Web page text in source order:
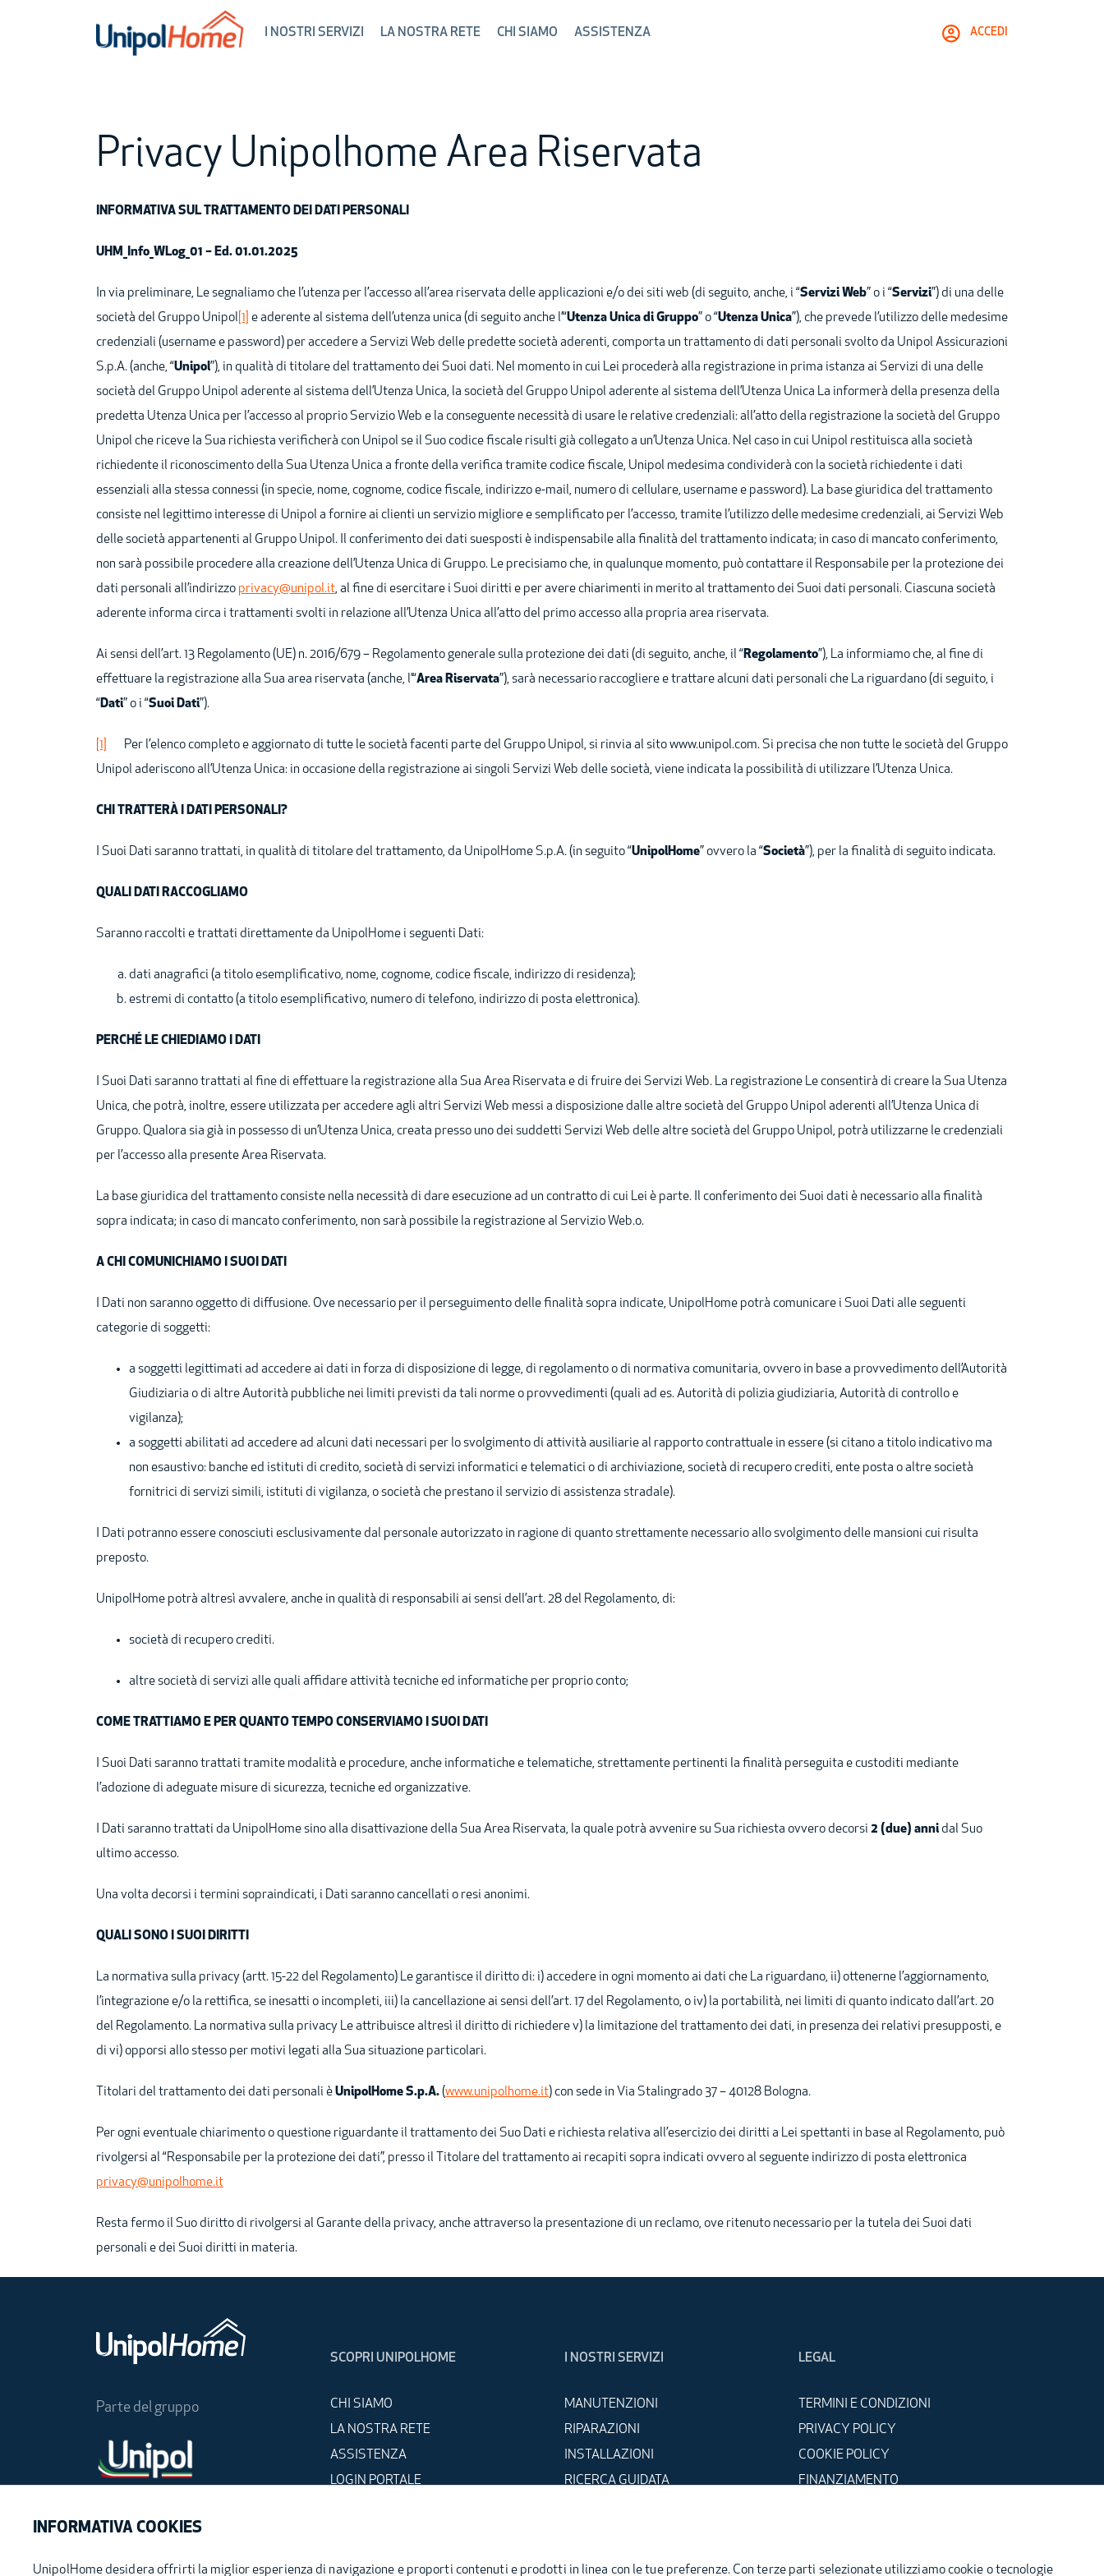
I NOSTRI SERVIZI LA NOSTRA RETE CHI SIAMO ASSISTENZA ACCEDI
Privacy Unipolhome Area Riservata
INFORMATIVA SUL TRATTAMENTO DEI DATI PERSONALI
UHM_Info_WLog_01 – Ed. 01.01.2025
In via preliminare, Le segnaliamo che l’utenza per l’accesso all’area riservata delle applicazioni e/o dei siti web (di seguito, anche, i “Servizi Web” o i “Servizi”) di una delle
società del Gruppo Unipol [1] e aderente al sistema dell’utenza unica (di seguito anche l’“Utenza Unica di Gruppo” o “Utenza Unica”), che prevede l’utilizzo delle medesime
credenziali (usernamee password) per accedere a Servizi Web delle predette società aderenti, comporta un trattamento di dati personali svolto da Unipol Assicurazioni
S.p.A. (anche, “Unipol”), in qualità di titolare del trattamento dei Suoi dati. Nel momento in cui Lei procederà alla registrazione in prima istanza ai Servizi di una delle
società del Gruppo Unipol aderente al sistema dell’Utenza Unica, la società del Gruppo Unipol aderente al sistema dell’Utenza Unica La informerà della presenza della
predetta Utenza Unica per l’accesso al proprio Servizio Web e la conseguente necessità di usare le relative credenziali: all’atto della registrazione la società del Gruppo
Unipol che riceve la Sua richiesta verificherà con Unipol se il Suo codice fiscale risulti già collegato a un’Utenza Unica. Nel caso in cui Unipol restituisca alla società
richiedente il riconoscimento della Sua Utenza Unica a fronte della verifica tramite codice fiscale, Unipol medesima condividerà con la società richiedente i dati
essenziali alla stessa connessi (in specie, nome, cognome, codice fiscale, indirizzoe-mail, numero di cellulare, usernamee password). La base giuridica del trattamento
consiste nel legittimo interesse di Unipol a fornire ai clienti un servizio migliore e semplificato per l’accesso, tramite l’utilizzo delle medesime credenziali, ai Servizi Web
delle società appartenenti al Gruppo Unipol. Il conferimento dei dati suesposti è indispensabile alla finalità del trattamento indicata; in caso di mancato conferimento,
non sarà possibile procedere alla creazione dell’Utenza Unica di Gruppo. Le precisiamo che, in qualunque momento, può contattare il Responsabile per la protezione dei
dati personali all’indirizzo privacy@unipol.it, al fine di esercitare i Suoi diritti e per avere chiarimenti in merito al trattamento dei Suoi dati personali. Ciascuna società
aderente informa circa i trattamenti svolti in relazione all’Utenza Unica all’atto del primo accesso alla propria area riservata.
Ai sensi dell’art. 13 Regolamento (UE) n. 2016/679 – Regolamento generale sulla protezione dei dati (di seguito, anche, il “ Regolamento”), La informiamo che, al fine di
effettuare la registrazione alla Sua area riservata (anche, l’“Area Riservata”), sarà necessario raccogliere e trattare alcuni dati personali che La riguardano (di seguito, i
“ Dati” o i “Suoi Dati”).
[1]
Per l’elenco completo e aggiornato di tutte le società facenti parte del Gruppo Unipol, si rinvia al sito www.unipol.com. Si precisa che non tutte le società del Gruppo
Unipol aderiscono all’Utenza Unica: in occasione della registrazione ai singoli Servizi Web delle società, viene indicata la possibilità di utilizzare l’Utenza Unica.
CHI TRATTERÀ I DATI PERSONALI?
I Suoi Dati saranno trattati, in qualità di titolare del trattamento, da UnipolHome S.p.A. (in seguito “UnipolHome” ovvero la “Società”), per la finalità di seguito indicata.
QUALI DATI RACCOGLIAMO
Saranno raccolti e trattati direttamente da UnipolHome i seguenti Dati:
dati anagrafici (a titolo esemplificativo, nome, cognome, codice fiscale, indirizzo di residenza);
estremi di contatto (a titolo esemplificativo, numero di telefono, indirizzo di posta elettronica).
PERCHÉ LE CHIEDIAMO I DATI
I Suoi Dati saranno trattati al fine di effettuare la registrazione alla Sua Area Riservata e di fruire dei Servizi Web. La registrazione Le consentirà di creare la Sua Utenza
Unica, che potrà, inoltre, essere utilizzata per accedere agli altri Servizi Web messi a disposizione dalle altre società del Gruppo Unipol aderenti all’Utenza Unica di
Gruppo. Qualora sia già in possesso di un’Utenza Unica, creata presso uno dei suddetti Servizi Web delle altre società del Gruppo Unipol, potrà utilizzarne le credenziali
per l’accesso alla presente Area Riservata.
La base giuridica del trattamento consiste nella necessità di dare esecuzione ad un contratto di cui Lei è parte. Il conferimento dei Suoi dati è necessario alla finalità
sopra indicata; in caso di mancato conferimento, non sarà possibile la registrazione al Servizio Web.o.
A CHI COMUNICHIAMO I SUOI DATI
I Dati non saranno oggetto di diffusione. Ove necessario per il perseguimento delle finalità sopra indicate, UnipolHome potrà comunicare i Suoi Dati alle seguenti
categorie di soggetti:
a soggetti legittimati ad accedere ai dati in forza di disposizione di legge, di regolamento o di normativa comunitaria, ovvero in base a provvedimento dell’Autorità
Giudiziaria o di altre Autorità pubbliche nei limiti previsti da tali norme o provvedimenti (quali ad es. Autorità di polizia giudiziaria, Autorità di controllo e
vigilanza);
a soggetti abilitati ad accedere ad alcuni dati necessari per lo svolgimento di attività ausiliarie al rapporto contrattuale in essere (si citano a titolo indicativo ma
non esaustivo: banche ed istituti di credito, società di servizi informatici e telematici o di archiviazione, società di recupero crediti, ente posta o altre società
fornitrici di servizi simili, istituti di vigilanza, o società che prestano il servizio di assistenza stradale).
I Dati potranno essere conosciuti esclusivamente dal personale autorizzato in ragione di quanto strettamente necessario allo svolgimento delle mansioni cui risulta
preposto.
UnipolHome potrà altresì avvalere, anche in qualità di responsabili ai sensi dell’art. 28 del Regolamento, di:
società di recupero crediti.
altre società di servizi alle quali affidare attività tecniche ed informatiche per proprio conto;
COME TRATTIAMO E PER QUANTO TEMPO CONSERVIAMO I SUOI DATI
I Suoi Dati saranno trattati tramite modalità e procedure, anche informatiche e telematiche, strettamente pertinenti la finalità perseguita e custoditi mediante
l’adozione di adeguate misure di sicurezza, tecniche ed organizzative.
I Dati saranno trattati da UnipolHome sino alla disattivazione della Sua Area Riservata, la quale potrà avvenire su Sua richiesta ovvero decorsi 2 (due) anni dal Suo
ultimo accesso.
Una volta decorsi i termini sopraindicati, i Dati saranno cancellati o resi anonimi.
QUALI SONO I SUOI DIRITTI
La normativa sulla privacy (artt. 15-22 del Regolamento) Le garantisce il diritto di: i) accedere in ogni momento ai dati che La riguardano, ii) ottenerne l’aggiornamento,
l’integrazione e/o la rettifica, se inesatti o incompleti, iii) la cancellazione ai sensi dell’art. 17 del Regolamento, o iv) la portabilità, nei limiti di quanto indicato dall’art. 20
del Regolamento. La normativa sulla privacy Le attribuisce altresì il diritto di richiedere v) la limitazione del trattamento dei dati, in presenza dei relativi presupposti, e
di vi) opporsi allo stesso per motivi legati alla Sua situazione particolari.
Titolari del trattamento dei dati personali èUnipolHome S.p.A.(www.unipolhome.it) con sede in Via Stalingrado 37 – 40128 Bologna.
Per ogni eventuale chiarimento o questione riguardante il trattamento dei Suo Dati e richiesta relativa all’esercizio dei diritti a Lei spettanti in base al Regolamento, può
rivolgersi al “Responsabile per la protezione dei dati”, presso il Titolare del trattamento ai recapiti sopra indicati ovvero al seguente indirizzo di posta elettronica
privacy@unipolhome.it
Resta fermo il Suo diritto di rivolgersi al Garante della privacy, anche attraverso la presentazione di un reclamo, ove ritenuto necessario per la tutela dei Suoi dati
personali e dei Suoi diritti in materia.
Parte del gruppo
SCOPRI UNIPOLHOME
CHI SIAMO
LA NOSTRA RETE
ASSISTENZA
LOGIN PORTALE
I NOSTRI SERVIZI
MANUTENZIONI
RIPARAZIONI
INSTALLAZIONI
RICERCA GUIDATA
LEGAL
TERMINI E CONDIZIONI
PRIVACY POLICY
COOKIE POLICY
FINANZIAMENTO
INFORMATIVA COOKIES
UnipolHome desidera offrirti la miglior esperienza di navigazione e proporti contenuti e prodotti in linea con le tue preferenze. Con terze parti selezionate utilizziamo cookie o tecnologie